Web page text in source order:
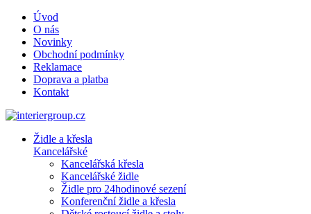
Úvod
O nás
Novinky
Obchodní podmínky
Reklamace
Doprava a platba
Kontakt
Židle a křesla
Kancelářské
Kancelářská křesla
Kancelářské židle
Židle pro 24hodinové sezení
Konferenční židle a křesla